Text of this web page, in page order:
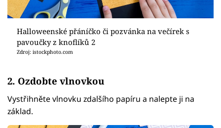
Halloweenské přáníčko či pozvánka na večírek s
pavoučky z knoflíků 2
Zdroj: istockphoto.com
2. Ozdobte vlnovkou
Vystřihněte vlnovku zdalšího papíru a nalepte ji na
základ.